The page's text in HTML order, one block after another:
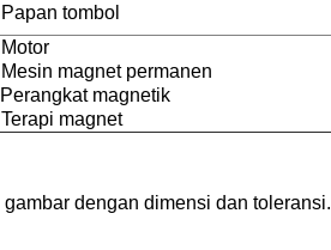
tombol
Mesin magnet permanen
magnetik
magnet
dengan dimensi dan toleransi.